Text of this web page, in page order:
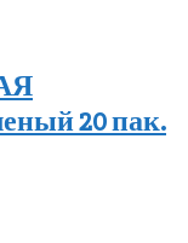
20 пак.